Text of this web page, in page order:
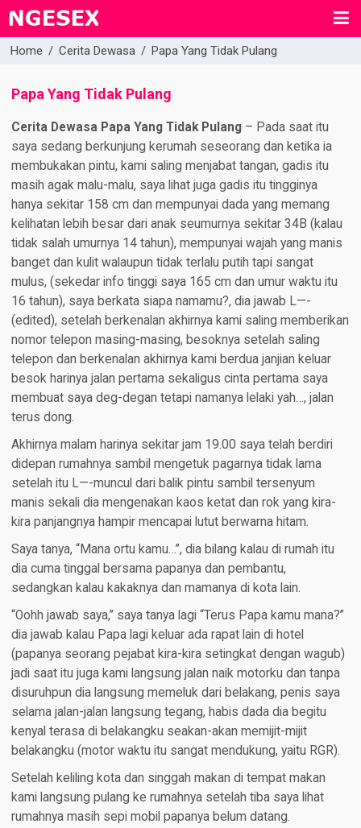
Home / Cerita Dewasa / Papa Yang Tidak Pulang
Papa Yang Tidak Pulang
Cerita Dewasa Papa Yang Tidak Pulang– Pada saat itu
saya sedang berkunjung kerumah seseorang dan ketika ia
membukakan pintu, kami saling menjabat tangan, gadis itu
masih agak malu-malu, saya lihat juga gadis itu tingginya
hanya sekitar 158 cm dan mempunyai dada yang memang
kelihatan lebih besar dari anak seumurnya sekitar 34B (kalau
tidak salah umurnya 14 tahun), mempunyai wajah yang manis
banget dan kulit walaupun tidak terlalu putih tapi sangat
mulus, (sekedar info tinggi saya 165 cm dan umur waktu itu
16 tahun), saya berkata siapa namamu?, dia jawab L—-
(edited), setelah berkenalan akhirnya kami saling memberikan
nomor telepon masing-masing, besoknya setelah saling
telepon dan berkenalan akhirnya kami berdua janjian keluar
besok harinya jalan pertama sekaligus cinta pertama saya
membuat saya deg-degan tetapi namanya lelaki yah…, jalan
terus dong.
Akhirnya malam harinya sekitar jam 19.00 saya telah berdiri
didepan rumahnya sambil mengetuk pagarnya tidak lama
setelah itu L—-muncul dari balik pintu sambil tersenyum
manis sekali dia mengenakan kaos ketat dan rok yang kira-
kira panjangnya hampir mencapai lutut berwarna hitam.
Saya tanya, “Mana ortu kamu…”, dia bilang kalau di rumah itu
dia cuma tinggal bersama papanya dan pembantu,
sedangkan kalau kakaknya dan mamanya di kota lain.
“Oohh jawab saya,” saya tanya lagi “Terus Papa kamu mana?”
dia jawab kalau Papa lagi keluar ada rapat lain di hotel
(papanya seorang pejabat kira-kira setingkat dengan wagub)
jadi saat itu juga kami langsung jalan naik motorku dan tanpa
disuruhpun dia langsung memeluk dari belakang, penis saya
selama jalan-jalan langsung tegang, habis dada dia begitu
kenyal terasa di belakangku seakan-akan memijit-mijit
belakangku (motor waktu itu sangat mendukung, yaitu RGR).
Setelah keliling kota dan singgah makan di tempat makan
kami langsung pulang ke rumahnya setelah tiba saya lihat
rumahnya masih sepi mobil papanya belum datang.